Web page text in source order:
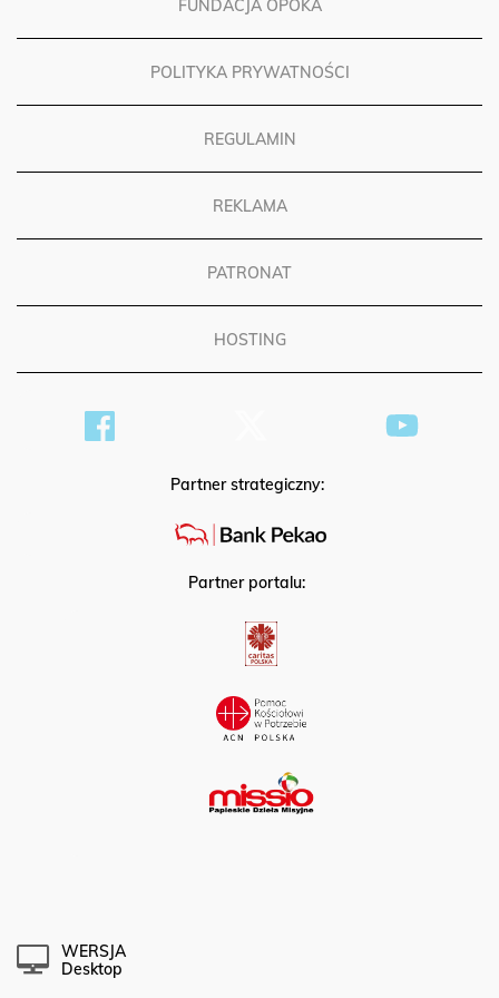
FUNDACJA OPOKA
POLITYKA PRYWATNOŚCI
REGULAMIN
REKLAMA
PATRONAT
HOSTING
Partner strategiczny:
Partner portalu:
WERSJA
Desktop